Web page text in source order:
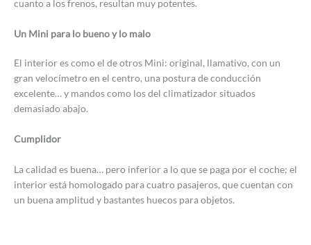
cuanto a los frenos, resultan muy potentes.
Un Mini para lo bueno y lo malo
El interior es como el de otros Mini: original, llamativo, con un
gran velocímetro en el centro, una postura de conducción
excelente… y mandos como los del climatizador situados
demasiado abajo.
Cumplidor
La calidad es buena… pero inferior a lo que se paga por el coche; el
interior está homologado para cuatro pasajeros, que cuentan con
un buena amplitud y bastantes huecos para objetos.